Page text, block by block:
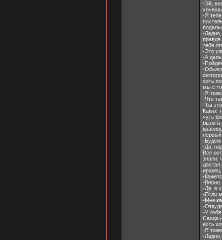
-Эй,
-Я тебе
-
правда
тебя
-Это
-А
-
-
хоть
мы с
-Я
-Что
-Ты
Каких-
чуть
было в
-Будем
-Да,
Все
знали,
-
-
-Да, я
-Если
-Мне
-
-У
Саида
есть
-Я
-